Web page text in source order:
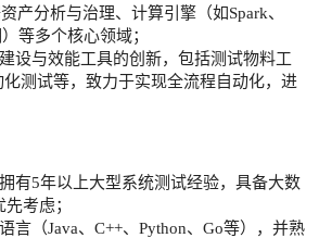
产分析与治理、计算引擎（如Spark、
等多个核心领域；
设与效能工具的创新，包括测试物料工
测试等，致力于实现全流程自动化，进
有5年以上大型系统测试经验，具备大数
考虑；
言（Java、C++、Python、Go等），并熟